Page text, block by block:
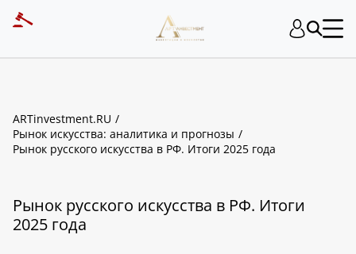
ARTinvestment.RU
Рынок искусства: аналитика и прогнозы
Рынок русского искусства в РФ. Итоги 2025 года
Рынок русского искусства в РФ. Итоги
2025 года